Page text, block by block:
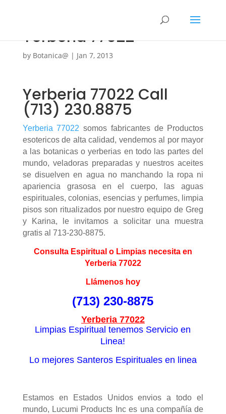
Yerberia 77022
by Botanica@ | Jan 7, 2013
Yerberia 77022 Call
(713) 230.8875
Yerberia 77022 somos fabricantes de Productos
esotericos de alta calidad, vendemos al por mayor
a las botanicas o yerberias en todo las partes del
mundo, veladoras preparadas y nuestros aceites
se disuelven en agua no manchando la ropa ni
apariencia grasosa en el cuerpo, las aguas
espirituales, colonias, esencias y perfumes, limpia
pisos son ritualizados por nuestro equipo de Greg
y Karina, le invitamos a solicitar una muestra
gratis al 713-230-8875.
Consulta Espiritual o Limpias necesita en
Yerberia 77022
Llámenos hoy
(713) 230-8875
Yerberia 77022
Limpias Espiritual tenemos Servicio en
Linea!
Lo mejores Santeros Espirituales en linea
Estamos en Estados Unidos envios a todo el
mundo, Lucumi Products Inc es una compañía de